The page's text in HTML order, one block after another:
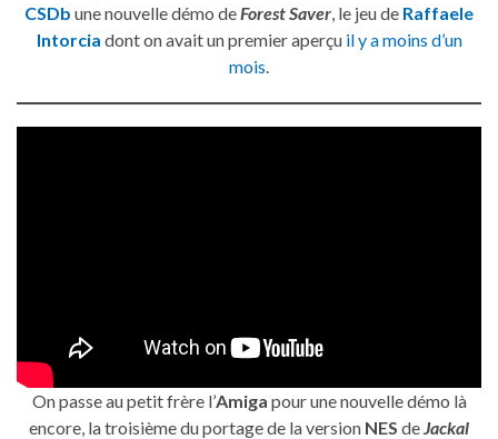
CSDb une nouvelle démo de Forest Saver , le jeu de Raffaele
Intorcia dont on avait un premier aperçu il y a moins d’un
mois
On passe au petit frère l’Amiga pour une nouvelle démo là
encore, la troisième du portage de la version NES de Jackal